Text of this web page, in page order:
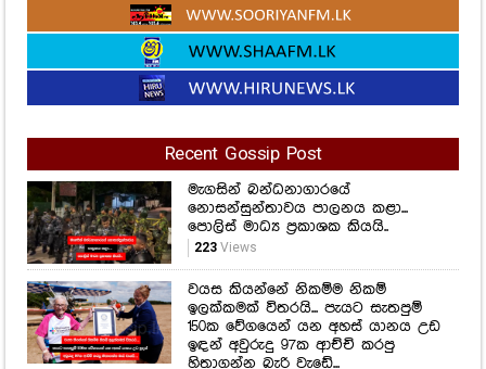
Recent Gossip Post
මැගසින් බන්ධනාගාරයේ
නොසන්සුන්තාවය පාලනය කළා...
පොලිස් මාධ්‍ය ප්‍රකාශක කියයි..
223Views
වයස කියන්නේ නිකම්ම නිකම්
ඉලක්කමක් විතරයි... පැයට සැතපුම්
150ක වේගයෙන් යන අහස් යානය උඩ
ඉඳන් අවුරුදු 97ක ආච්චි කරපු
හිතාගන්න බැරි වැඩේ...